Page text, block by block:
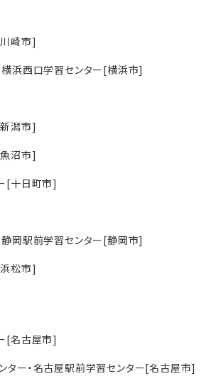
崎市]
横浜西口学習センター[横浜市]
潟市]
沼市]
[十日町市]
静岡駅前学習センター[静岡市]
松市]
[名古屋市]
ター・名古屋駅前学習センター[名古屋市]